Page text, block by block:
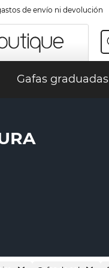
de envío ni devolución
Gafas graduadas